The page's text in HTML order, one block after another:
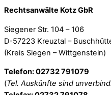
Rechtsanwälte Kotz GbR
Siegener Str. 104 – 106
D-57223 Kreuztal –
(Kreis Siegen – Wittgenstein)
Telefon: 02732 791079
(Tel. Auskünfte sind